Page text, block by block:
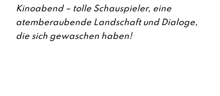
Kinoabend – tolle Schauspieler, eine
atemberaubende Landschaft und Dialoge,
die sich gewaschen haben!